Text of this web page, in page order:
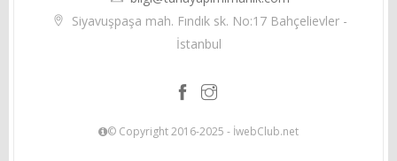
Siyavuşpaşa mah. Fındık sk. No:17 Bahçelievler -
İstanbul
© Copyright 2016-2025 - İwebClub.net